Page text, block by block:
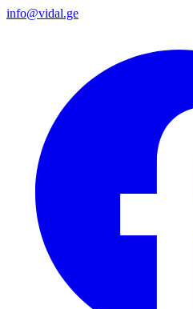
info@vidal.ge